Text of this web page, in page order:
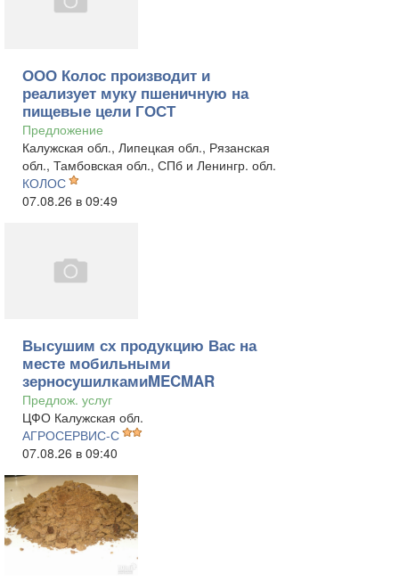
ООО Колос производит и
реализует муку пшеничную на
пищевые цели ГОСТ
Предложение
Калужская обл., Липецкая обл., Рязанская
обл., Тамбовская обл., СПб и Ленингр. обл.
КОЛОС
07.08.26 в 09:49
Высушим сх продукцию Вас на
месте мобильными
зерносушилкамиMECMAR
Предлож. услуг
ЦФО Калужская обл.
АГРОСЕРВИС-С
07.08.26 в 09:40